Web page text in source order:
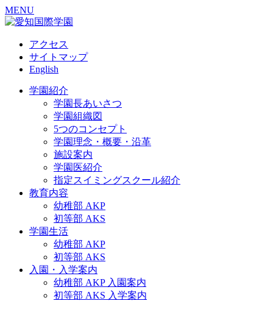
MENU
アクセス
サイトマップ
English
学園紹介
学園長あいさつ
学園組織図
5つのコンセプト
学園理念・概要・沿革
施設案内
学園医紹介
指定スイミングスクール紹介
教育内容
幼稚部 AKP
初等部 AKS
学園生活
幼稚部 AKP
初等部 AKS
入園・入学案内
幼稚部 AKP 入園案内
初等部 AKS 入学案内